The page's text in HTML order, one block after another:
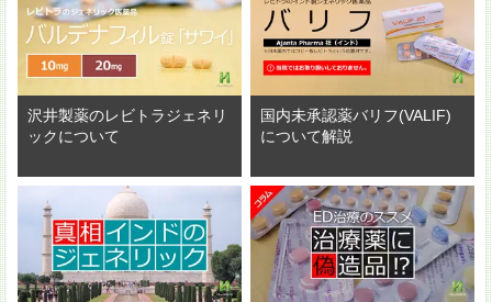
沢井製薬のレビトラジェネリ
ックについて
国内未承認薬バリフ(VALIF)
について解説